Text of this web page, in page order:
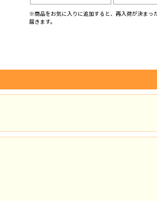
※商品をお気に入りに追加すると、再入荷が決まっ
届きます。